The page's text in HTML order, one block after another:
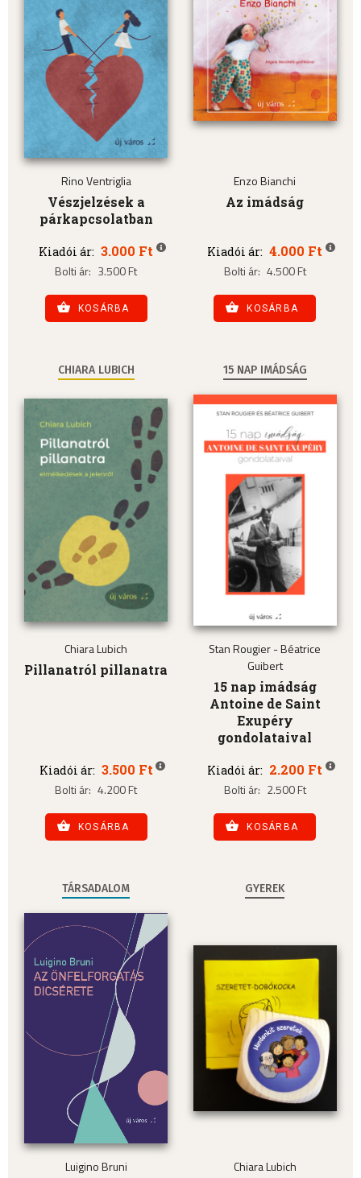
Rino Ventriglia
Vészjelzések a
párkapcsolatban
Kiadói ár: 3.000 Ft
Bolti ár: 3.500 Ft
KOSÁRBA
Enzo Bianchi
Az imádság
Kiadói ár: 4.000 Ft
Bolti ár: 4.500 Ft
KOSÁRBA
CHIARA LUBICH
Chiara Lubich
Pillanatról pillanatra
Kiadói ár: 3.500 Ft
Bolti ár: 4.200 Ft
KOSÁRBA
15 NAP IMÁDSÁG
Stan Rougier - Béatrice
Guibert
15 nap imádság
Antoine de Saint
Exupéry
gondolataival
Kiadói ár: 2.200 Ft
Bolti ár: 2.500 Ft
KOSÁRBA
TÁRSADALOM
Luigino Bruni
GYEREK
Chiara Lubich